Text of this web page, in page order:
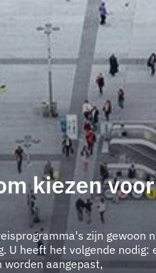
kiezen voor
zijn gewoon
U heeft het volgende nodig:
worden aangepast,